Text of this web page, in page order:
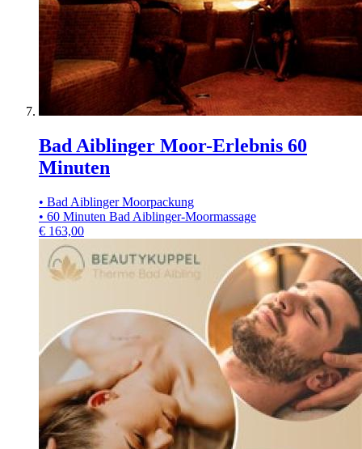
Bad Aiblinger Moor-Erlebnis 60
Minuten
• Bad Aiblinger Moorpackung
• 60 Minuten Bad Aiblinger-Moormassage
€ 163,00